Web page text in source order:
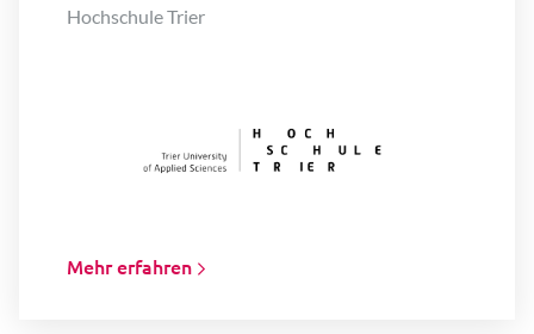
Hochschule Trier
Mehr erfahren